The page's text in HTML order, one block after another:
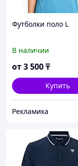
Футболки поло L
В наличии
от3 500₸
Купить
Рекламика